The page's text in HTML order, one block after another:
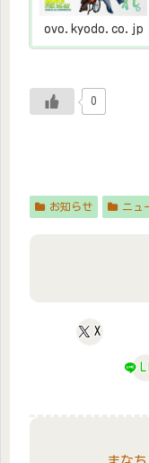
ovo.kyodo.co.jp
0
お知らせ ニュ
X